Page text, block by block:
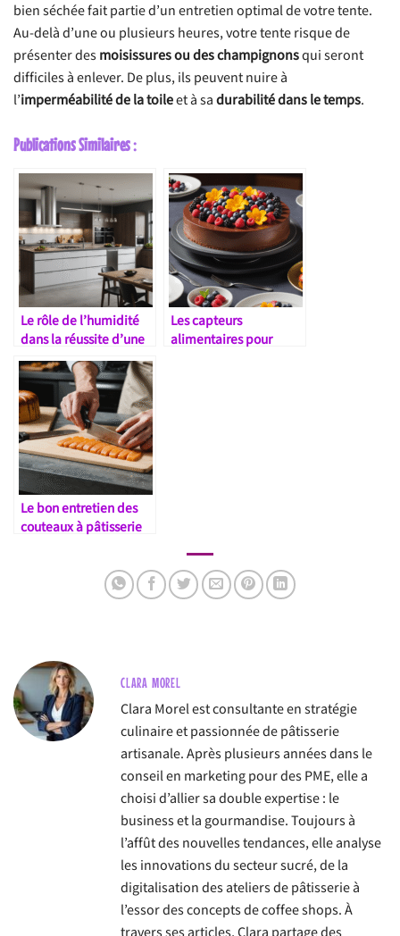
bien séchée fait partie d’un entretien optimal de votre tente.
Au-delà d’une ou plusieurs heures, votre tente risque de
présenter desmoisissures ou des champignonsqui seront
difficiles à enlever. De plus, ils peuvent nuire à
l’imperméabilité de la toileet à sadurabilité dans le temps.
Publications Similaires :
Le rôle de l’humidité
dans la réussite d’une
recette
Les capteurs
alimentaires pour
Le bon entretien des
couteaux à pâtisserie
CLARA MOREL
Clara Morel est consultante en stratégie
culinaire et passionnée de pâtisserie
artisanale. Après plusieurs années dans le
conseil en marketing pour des PME, elle a
choisi d’allier sa double expertise : le
business et la gourmandise. Toujours à
l’affût des nouvelles tendances, elle analyse
les innovations du secteur sucré, de la
digitalisation des ateliers de pâtisserie à
l’essor des concepts de coffee shops. À